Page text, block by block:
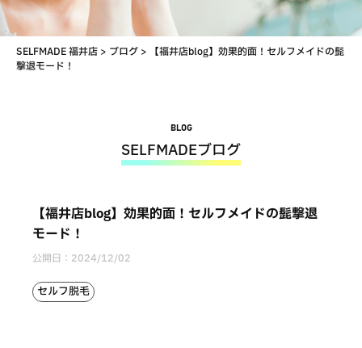
SELFMADE 福井店 > ブログ >
【福井店blog】効果的面！セルフメイドの髭
撃退モード！
BLOG
SELFMADEブログ
【福井店blog】効果的面！セルフメイドの髭撃退
モード！
公開日： 2024/12/02
セルフ脱毛